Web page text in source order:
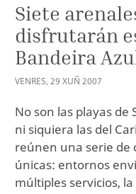
Siete
disfrutarán
Bandeira
VENRES, 29 XUÑ 2007
No son las playas de
ni siquiera las del
reúnen una serie de
únicas: entornos
múltiples servicios,